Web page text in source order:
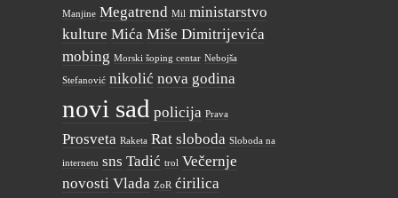
Manjine Megatrend Mil ministarstvo
kulture Mića Miše Dimitrijevića
mobing Morski šoping centar Nebojša
Stefanović nikolić nova godina
novi sad policija Prava
Prosveta Raketa Rat sloboda Sloboda na
internetu sns Tadić trol Večernje
novosti Vlada ZoR ćirilica